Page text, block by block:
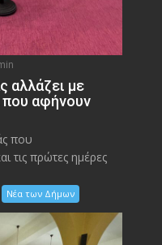
αλλάζει με
που αφήνουν
που
τις πρώτες ημέρες
Νέα των Δήμων